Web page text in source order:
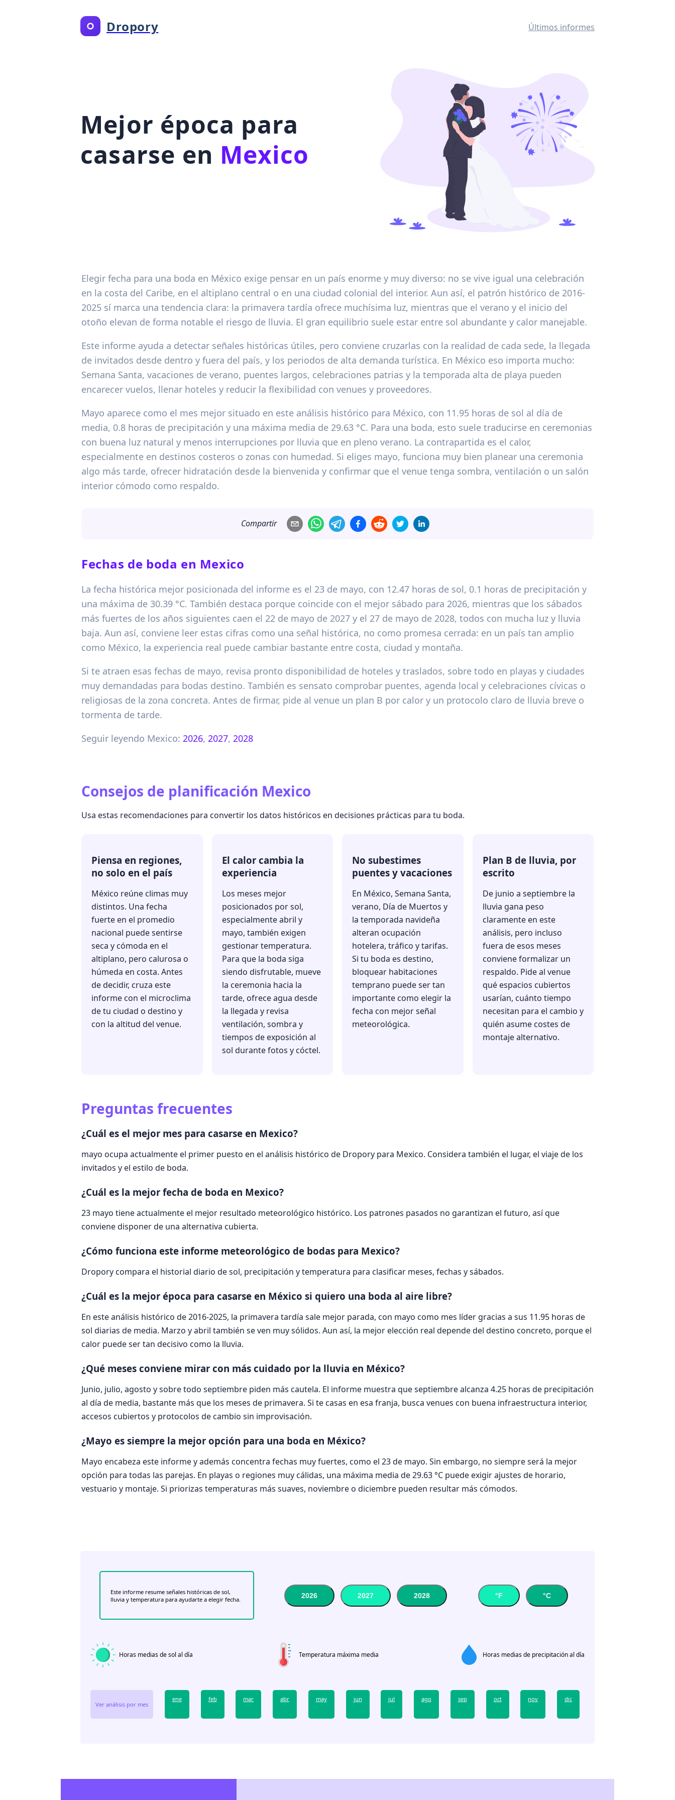
Dropory Últimos informes
Mejor época para
casarse en Mexico
Elegir fecha para una boda en México exige pensar en un país enorme y muy diverso: no se vive igual una celebración
en la costa del Caribe, en el altiplano central o en una ciudad colonial del interior. Aun así, el patrón histórico de 2016-
2025 sí marca una tendencia clara: la primavera tardía ofrece muchísima luz, mientras que el verano y el inicio del
otoño elevan de forma notable el riesgo de lluvia. El gran equilibrio suele estar entre sol abundante y calor manejable.
Este informe ayuda a detectar señales históricas útiles, pero conviene cruzarlas con la realidad de cada sede, la llegada
de invitados desde dentro y fuera del país, y los periodos de alta demanda turística. En México eso importa mucho:
Semana Santa, vacaciones de verano, puentes largos, celebraciones patrias y la temporada alta de playa pueden
encarecer vuelos, llenar hoteles y reducir la flexibilidad con venues y proveedores.
Mayo aparece como el mes mejor situado en este análisis histórico para México, con 11.95 horas de sol al día de
media, 0.8 horas de precipitación y una máxima media de 29.63 °C. Para una boda, esto suele traducirse en ceremonias
con buena luz natural y menos interrupciones por lluvia que en pleno verano. La contrapartida es el calor,
especialmente en destinos costeros o zonas con humedad. Si eliges mayo, funciona muy bien planear una ceremonia
algo más tarde, ofrecer hidratación desde la bienvenida y confirmar que el venue tenga sombra, ventilación o un salón
interior cómodo como respaldo.
Compartir
Fechas de boda en Mexico
La fecha histórica mejor posicionada del informe es el 23 de mayo, con 12.47 horas de sol, 0.1 horas de precipitación y
una máxima de 30.39 °C. También destaca porque coincide con el mejor sábado para 2026, mientras que los sábados
más fuertes de los años siguientes caen el 22 de mayo de 2027 y el 27 de mayo de 2028, todos con mucha luz y lluvia
baja. Aun así, conviene leer estas cifras como una señal histórica, no como promesa cerrada: en un país tan amplio
como México, la experiencia real puede cambiar bastante entre costa, ciudad y montaña.
Si te atraen esas fechas de mayo, revisa pronto disponibilidad de hoteles y traslados, sobre todo en playas y ciudades
muy demandadas para bodas destino. También es sensato comprobar puentes, agenda local y celebraciones cívicas o
religiosas de la zona concreta. Antes de firmar, pide al venue un plan B por calor y un protocolo claro de lluvia breve o
tormenta de tarde.
Seguir leyendo Mexico: 2026, 2027, 2028
Consejos de planificación Mexico
Usa estas recomendaciones para convertir los datos históricos en decisiones prácticas para tu boda.
Piensa en regiones,
no solo en el país
México reúne climas muy
distintos. Una fecha
fuerte en el promedio
nacional puede sentirse
seca y cómoda en el
altiplano, pero calurosa o
húmeda en costa. Antes
de decidir, cruza este
informe con el microclima
de tu ciudad o destino y
con la altitud del venue.
El calor cambia la
experiencia
Los meses mejor
posicionados por sol,
especialmente abril y
mayo, también exigen
gestionar temperatura.
Para que la boda siga
siendo disfrutable, mueve
la ceremonia hacia la
tarde, ofrece agua desde
la llegada y revisa
ventilación, sombra y
tiempos de exposición al
sol durante fotos y cóctel.
No subestimes
puentes y vacaciones
En México, Semana Santa,
verano, Día de Muertos y
la temporada navideña
alteran ocupación
hotelera, tráfico y tarifas.
Si tu boda es destino,
bloquear habitaciones
temprano puede ser tan
importante como elegir la
fecha con mejor señal
meteorológica.
Plan B de lluvia, por
escrito
De junio a septiembre la
lluvia gana peso
claramente en este
análisis, pero incluso
fuera de esos meses
conviene formalizar un
respaldo. Pide al venue
qué espacios cubiertos
usarían, cuánto tiempo
necesitan para el cambio y
quién asume costes de
montaje alternativo.
Preguntas frecuentes
¿Cuál es el mejor mes para casarse en Mexico?
mayo ocupa actualmente el primer puesto en el análisis histórico de Dropory para Mexico. Considera también el lugar, el viaje de los
invitados y el estilo de boda.
¿Cuál es la mejor fecha de boda en Mexico?
23 mayo tiene actualmente el mejor resultado meteorológico histórico. Los patrones pasados no garantizan el futuro, así que
conviene disponer de una alternativa cubierta.
¿Cómo funciona este informe meteorológico de bodas para Mexico?
Dropory compara el historial diario de sol, precipitación y temperatura para clasificar meses, fechas y sábados.
¿Cuál es la mejor época para casarse en México si quiero una boda al aire libre?
En este análisis histórico de 2016-2025, la primavera tardía sale mejor parada, con mayo como mes líder gracias a sus 11.95 horas de
sol diarias de media. Marzo y abril también se ven muy sólidos. Aun así, la mejor elección real depende del destino concreto, porque el
calor puede ser tan decisivo como la lluvia.
¿Qué meses conviene mirar con más cuidado por la lluvia en México?
Junio, julio, agosto y sobre todo septiembre piden más cautela. El informe muestra que septiembre alcanza 4.25 horas de precipitación
al día de media, bastante más que los meses de primavera. Si te casas en esa franja, busca venues con buena infraestructura interior,
accesos cubiertos y protocolos de cambio sin improvisación.
¿Mayo es siempre la mejor opción para una boda en México?
Mayo encabeza este informe y además concentra fechas muy fuertes, como el 23 de mayo. Sin embargo, no siempre será la mejor
opción para todas las parejas. En playas o regiones muy cálidas, una máxima media de 29.63 °C puede exigir ajustes de horario,
vestuario y montaje. Si priorizas temperaturas más suaves, noviembre o diciembre pueden resultar más cómodos.
Este informe resume señales históricas de sol,
lluvia y temperatura para ayudarte a elegir fecha.
2026 2027 2028 °F °C
Horas medias de sol al día Temperatura máxima media Horas medias de precipitación al día
Ver análisis por mes
ene feb mar abr may jun jul ago sep oct nov dic